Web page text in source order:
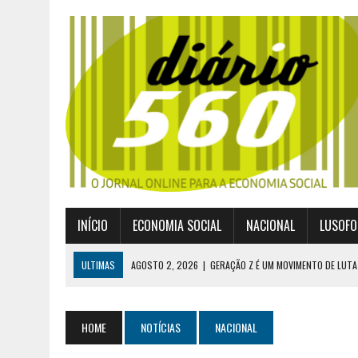
INÍCIO ECONOMIA SOCIAL NACIONAL
ULTIMAS AGOSTO 2, 2026 | GERAÇÃO Z É UM MOVIMENTO DE
CASES DIVULGA ÚLTIMOS NÚMEROS DA
JULHO 26, 2026 | UM MARCO QUE REDEFINE O COOPERATIVISMO
HOME NOTÍCIAS NACIONAL